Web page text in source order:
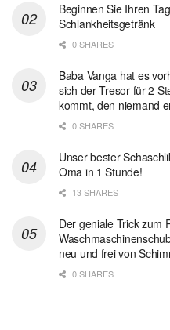
Beginnen Sie Ihren
Schlankheitsgetränk
0 SHARES
Baba Vanga hat es
sich der Tresor für 2
kommt, den niemand
0 SHARES
Unser bester
Oma in 1 Stunde!
13 SHARES
Der geniale Trick zum
neu und frei von
0 SHARES